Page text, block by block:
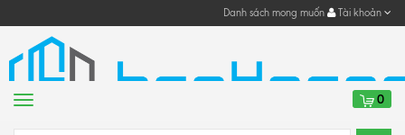
Danh sách mong muốn Tài khoản
Menu 0